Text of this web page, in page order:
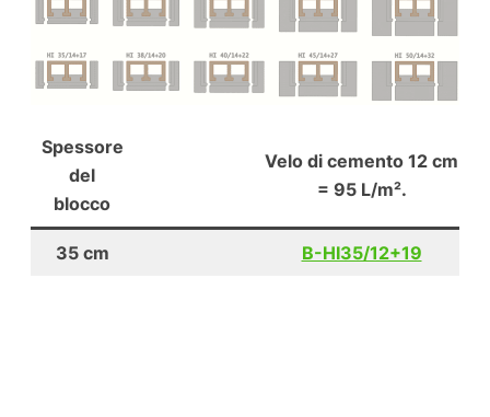
Spessore
del
blocco
Velo di cemento 12 cm
= 95 L/m².
35 cm B-HI35/12+19